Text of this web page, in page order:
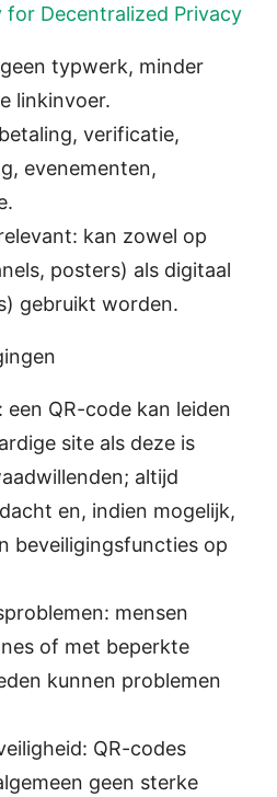
for Decentralized Privacy
typwerk, minder
linkinvoer.
verificatie,
evenementen,
kan zowel op
posters) als digitaal
gebruikt worden.
een QR-code kan leiden
site als deze is
altijd
en, indien mogelijk,
beveiligingsfuncties op
mensen
of met beperkte
kunnen problemen
QR-codes
geen sterke